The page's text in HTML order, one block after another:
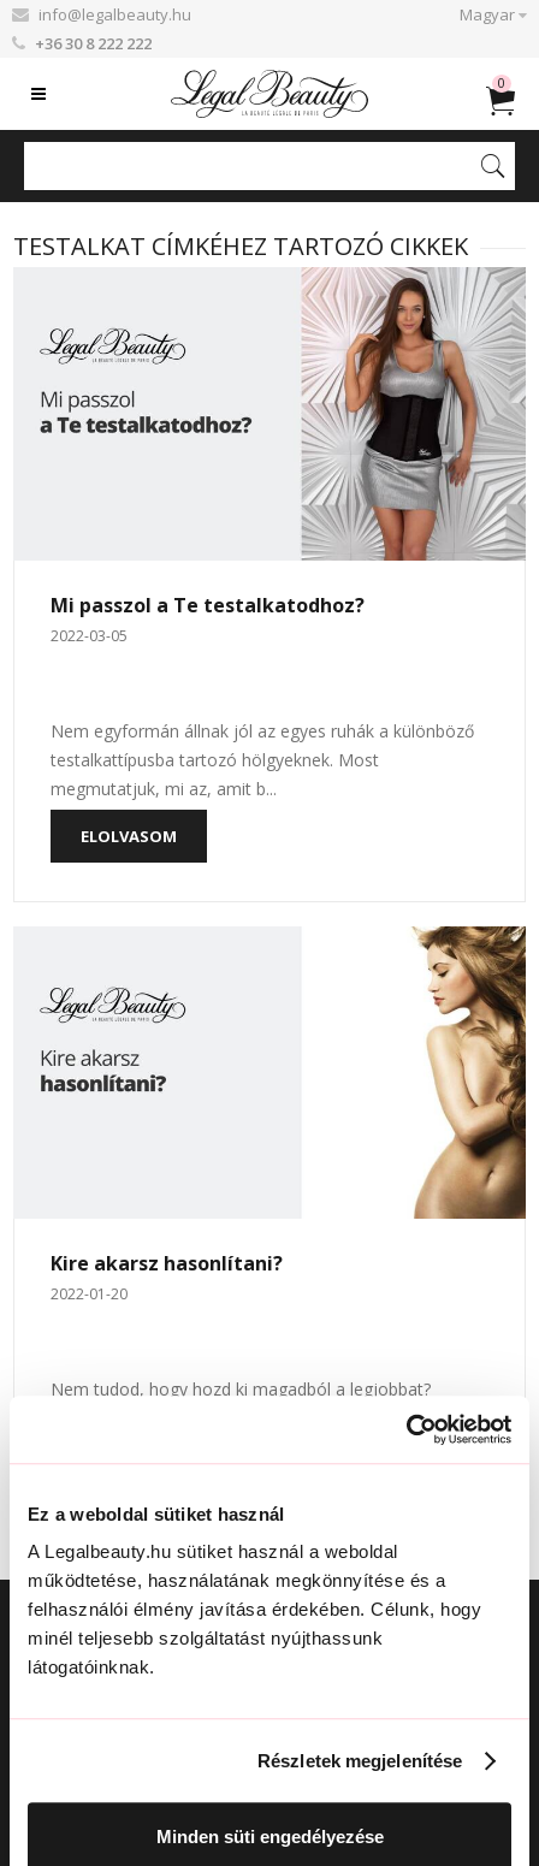
Ez a weboldal sütiket használ
A Legalbeauty.hu sütiket használ a weboldal
működtetése, használatának megkönnyítése és a
felhasználói élmény javítása érdekében. Célunk, hogy
minél teljesebb szolgáltatást nyújthassunk
látogatóinknak.
Részletek megjelenítése
Minden süti engedélyezése
info@legalbeauty.hu
+36 30 8 222 222
Magyar
0
TESTALKAT CÍMKÉHEZ TARTOZÓ CIKKEK
Mi passzol a Te testalkatodhoz?
2022-03-05
Nem egyformán állnak jól az egyes ruhák a különböző
testalkattípusba tartozó hölgyeknek. Most
megmutatjuk, mi az, amit b...
ELOLVASOM
Kire akarsz hasonlítani?
2022-01-20
Nem tudod, hogy hozd ki magadból a legjobbat?
ELOLVASOM
HASZNOS LINKEK